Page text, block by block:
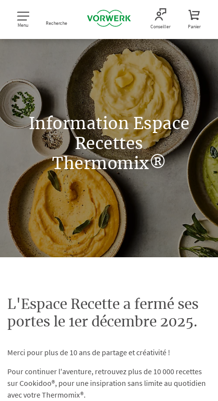
Menu Recherche Conseiller Panier
Information Espace
Recettes
Thermomix®
L'Espace Recette a fermé ses
portes le 1er décembre 2025.
Merci pour plus de 10 ans de partage et créativité !
Pour continuer l'aventure, retrouvez plus de 10 000 recettes
sur Cookidoo®, pour une insipration sans limite au quotidien
avec votre Thermomix®.